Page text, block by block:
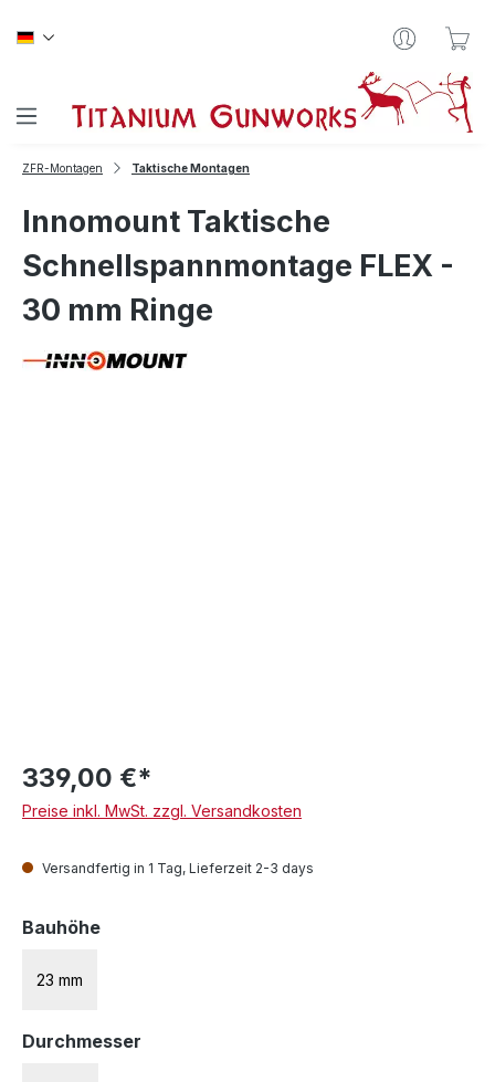
ZFR-Montagen Taktische Montagen
Innomount Taktische
Schnellspannmontage FLEX -
30 mm Ringe
339,00 €*
Preise inkl. MwSt. zzgl. Versandkosten
Versandfertig in 1 Tag, Lieferzeit 2-3 days
Bauhöheauswählen
23 mm
Durchmesser